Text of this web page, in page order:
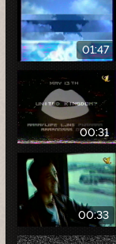
01:47
00:31
00:33